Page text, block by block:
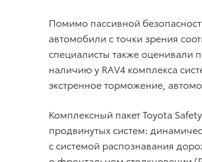
Помимо пассивной
автомобили с точки зрения
специалисты также оценивали
наличию у RAV4 комплекса
экстренное торможение,
Комплексный пакет Toyota
продвинутых систем:
с системой распознавания